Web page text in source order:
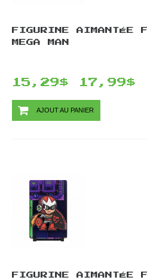
FIGURINE AIMANTÉE
MEGA MAN
15,29$ 17,99$
AJOUT AU PANIER
FIGURINE AIMANTÉE